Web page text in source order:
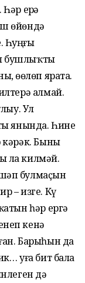
ерҙә
өйөндә
Һуңғы
бушлыҡты
өҙөлөп ярата.
алмай.
Ул
янында. Һине
кәрәк. Быны
ла килмәй.
булмаҫын
– изге. Күҙ
һәр ергә
кенә
Барыһын да
уға бит бала
дә